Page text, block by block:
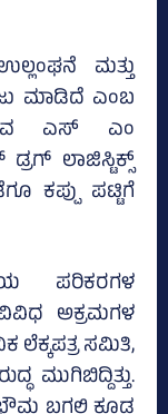
ಮತ್ತು
ಮಾಡಿದೆ ಎಂಬ
ಎಸ್‌ ಎಂ
ಡ್ರಗ್‌ ಲಾಜಿಸ್ಟಿಕ್ಸ್‌
ಕಪ್ಪು ಪಟ್ಟಿಗೆ
ಪರಿಕರಗಳ
ಅಕ್ರಮಗಳ
ಲೆಕ್ಕಪತ್ರ ಸಮಿತಿ,
ಮುಗಿಬಿದ್ದಿತ್ತು.